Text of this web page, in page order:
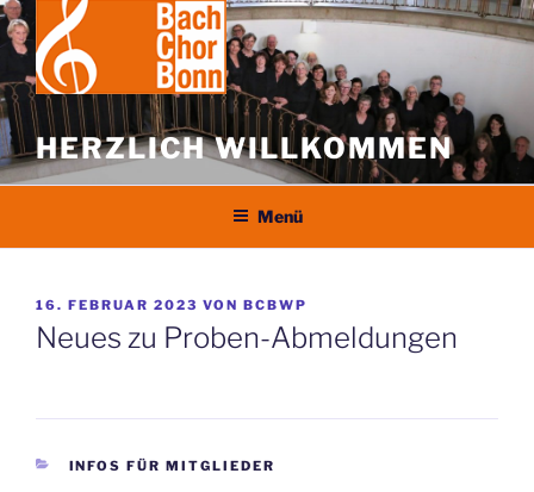
Zum
Inhalt
springen
HERZLICH WILLKOMMEN
Menü
VERÖFFENTLICHT
AM
16. FEBRUAR 2023 VON BCBWP
Neues zu Proben-Abmeldungen
KATEGORIEN
INFOS FÜR MITGLIEDER